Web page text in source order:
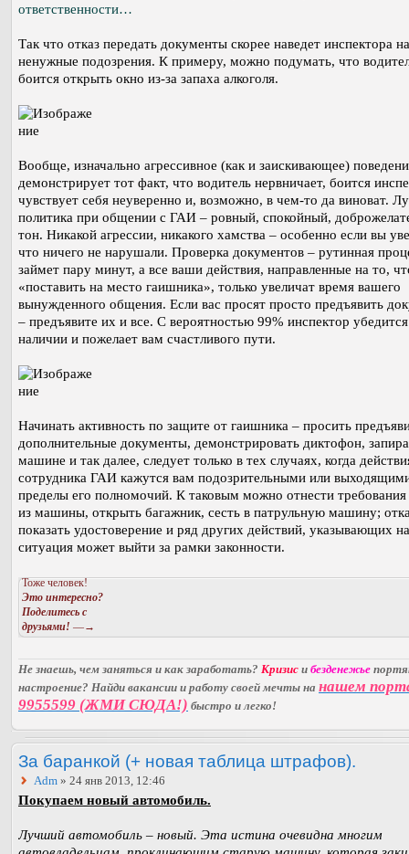
ответственности…
Так что отказ передать документы скорее наведет инспектора на
ненужные подозрения. К примеру, можно подумать, что
боится открыть окно из-за запаха алкоголя.
Вообще, изначально агрессивное (как и заискивающее)
демонстрирует тот факт, что водитель нервничает, боится
чувствует себя неуверенно и, возможно, в чем-то да виноват.
политика при общении с ГАИ – ровный, спокойный,
тон. Никакой агрессии, никакого хамства – особенно если вы
что ничего не нарушали. Проверка документов – рутинная
займет пару минут, а все ваши действия, направленные на то,
«поставить на место гаишника», только увеличат время вашего
вынужденного общения. Если вас просят просто предъявить
– предъявите их и все. С вероятностью 99% инспектор
наличии и пожелает вам счастливого пути.
Начинать активность по защите от гаишника – просить
дополнительные документы, демонстрировать диктофон,
машине и так далее, следует только в тех случаях, когда
сотрудника ГАИ кажутся вам подозрительными или
пределы его полномочий. К таковым можно отнести
из машины, открыть багажник, сесть в патрульную машину;
показать удостоверение и ряд других действий, указывающих
ситуация может выйти за рамки законности.
Тоже человек!
Это интересно?
Поделитесь с
друзьями! —→
Не знаешь, чем заняться и как заработать? Кризис и безденежье
настроение? Найди вакансии и работу своей мечты на нашем
9955599 (ЖМИ СЮДА!) быстро и легко!
За баранкой (+ новая таблица штрафов).
Adm » 24 янв 2013, 12:46
Покупаем новый автомобиль.
Лучший автомобиль – новый. Эта истина очевидна многим